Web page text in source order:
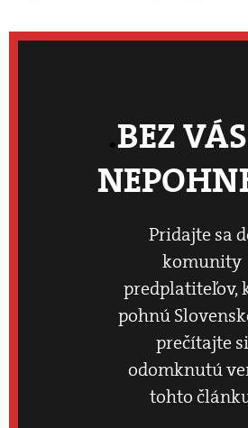
BEZ
Pridajte sa
komunity
predplatiteľov,
pohnú
prečítajte si
odomknutú
tohto